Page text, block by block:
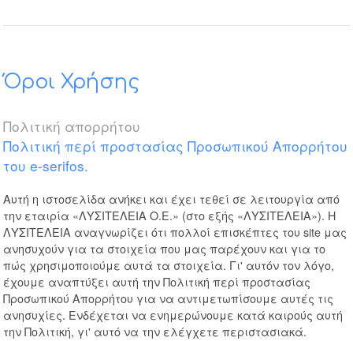
Όροι Χρήσης
Πολιτική απορρήτου
Πολιτική περί προστασίας Προσωπικού Απορρήτου
του e-serifos.
Αυτή η ιστοσελίδα ανήκει και έχει τεθεί σε λειτουργία από
την εταιρία «ΛΥΣΙΤΕΛΕΙΑ Ο.Ε.» (στο εξής «ΛΥΣΙΤΕΛΕΙΑ»). Η
ΛΥΣΙΤΕΛΕΙΑ αναγνωρίζει ότι πολλοί επισκέπτες του site μας
ανησυχούν για τα στοιχεία που μας παρέχουν και για το
πώς χρησιμοποιούμε αυτά τα στοιχεία. Γι' αυτόν τον λόγο,
έχουμε αναπτύξει αυτή την Πολιτική περί προστασίας
Προσωπικού Απορρήτου για να αντιμετωπίσουμε αυτές τις
ανησυχίες. Ενδέχεται να ενημερώνουμε κατά καιρούς αυτή
την Πολιτική, γι' αυτό να την ελέγχετε περιστασιακά.